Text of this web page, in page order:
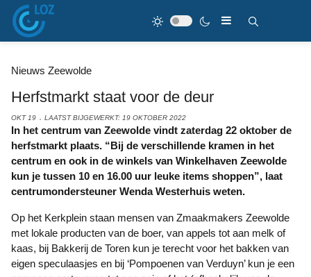
Nieuws Zeewolde
Herfstmarkt staat voor de deur
OKT 19 LAATST BIJGEWERKT: 19 OKTOBER 2022
In het centrum van Zeewolde vindt zaterdag 22 oktober de
herfstmarkt plaats. “Bij de verschillende kramen in het
centrum en ook in de winkels van Winkelhaven Zeewolde
kun je tussen 10 en 16.00 uur leuke items shoppen”, laat
centrumondersteuner Wenda Westerhuis weten.
Op het Kerkplein staan mensen van Zmaakmakers Zeewolde
met lokale producten van de boer, van appels tot aan melk of
kaas, bij Bakkerij de Toren kun je terecht voor het bakken van
eigen speculaasjes en bij ‘Pompoenen van Verduyn’ kun je een